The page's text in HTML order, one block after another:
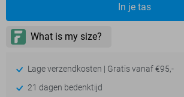
In je tas
Lage verzendkosten | Gratis vanaf €95,-
21 dagen bedenktijd